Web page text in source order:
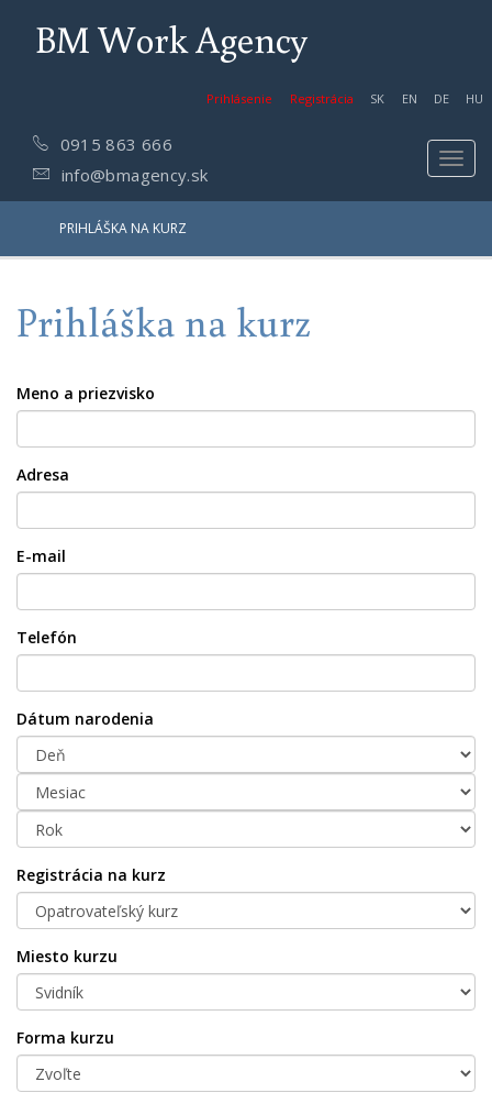
BM Work Agency
Prihlásenie Registrácia SK EN DE HU
0915 863 666
info@bmagency.sk
PRIHLÁŠKA NA KURZ
Prihláška na kurz
Meno a priezvisko
Adresa
E-mail
Telefón
Dátum narodenia
Registrácia na kurz
Miesto kurzu
Forma kurzu